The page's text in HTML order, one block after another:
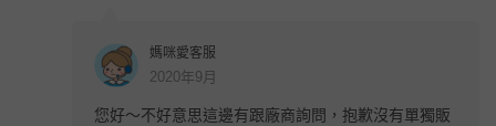
媽咪愛客服
2020年9月
您好～不好意思這邊有跟廠商詢問，抱歉沒有單獨販